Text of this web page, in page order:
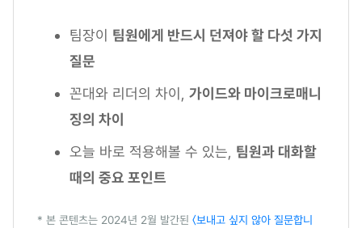
팀장이 팀원에게 반드시 던져야 할 다섯 가지
질문
꼰대와 리더의 차이, 가이드와 마이크로매니
징의 차이
오늘 바로 적용해볼 수 있는, 팀원과 대화할
때의 중요 포인트
* 본 콘텐츠는 2024년 2월 발간된 〈보내고 싶지 않아 질문합니